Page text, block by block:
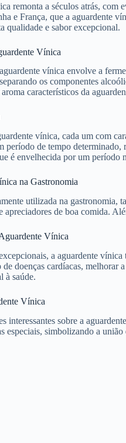
remonta a séculos atrás,
e França, que a aguardente
qualidade e sabor excepcional.
Vínica
vínica envolve a
os componentes
característicos da
vínica, cada um com
período de tempo determinado,
é envelhecida por um
na Gastronomia
utilizada na gastronomia,
apreciadores de boa comida.
Vínica
a aguardente
doenças cardíacas, melhorar
à saúde.
Vínica
interessantes sobre a
especiais, simbolizando a